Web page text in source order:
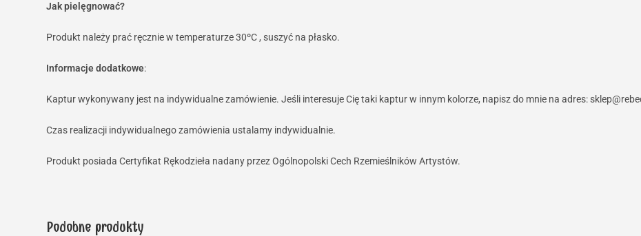
Jak pielęgnować?
Produkt należy prać ręcznie w temperaturze 30ºC , suszyć na płasko.
Informacje dodatkowe:
Kaptur wykonywany jest na indywidualne zamówienie. Jeśli interesuje Cię taki kaptur w innym kolorze, napisz do mnie na adres:
Czas realizacji indywidualnego zamówienia ustalamy indywidualnie.
Produkt posiada Certyfikat Rękodzieła nadany przez Ogólnopolski Cech Rzemieślników Artystów.
Podobne produkty